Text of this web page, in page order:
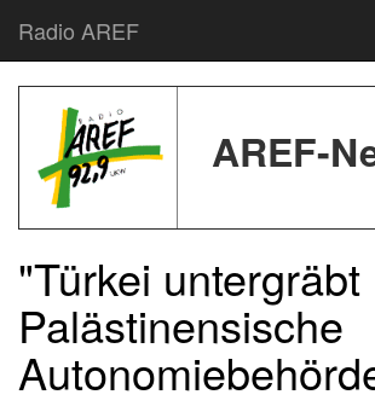
Radio AREF
AREF-
"Türkei untergräbt
Palästinensische